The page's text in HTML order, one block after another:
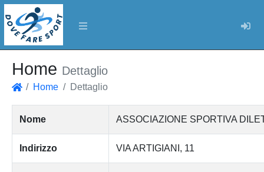
Home Dettaglio
Home Dettaglio
Nome ASSOCIAZIONE SPORTIVA
Indirizzo VIA ARTIGIANI, 11